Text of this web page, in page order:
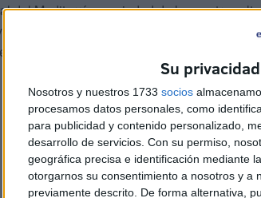
Su
Nosotros y nuestros 1733 socios
procesamos datos personales, como
para publicidad y contenido personalizado,
desarrollo de servicios. Con su permiso,
geográfica precisa e identificación mediante
otorgarnos su consentimiento a nosotros y a
previamente descrito. De forma alternativa,
del Mediterráneo; ciudad de las cuatro
realizó dos encuentros interculturales en
vocacional.